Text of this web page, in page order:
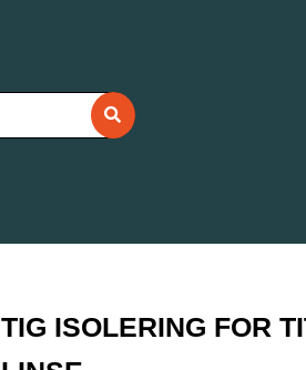
TIG ISOLERING FOR